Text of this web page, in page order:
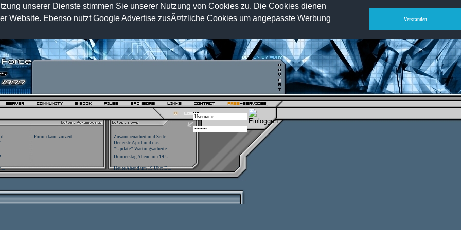
unserer Dienste stimmen Sie unserer Nutzung von Cookies zu. Die Cookies dienen
Website. Ebenso nutzt Google Advertise zusÃ¤tzliche Cookies um angepasste Werbung
Verstanden
IsF-Clan.com -HLTV.info
Forum kann zurzeit...
Zusammenarbeit und Seite...
Der erste April und das ...
*Update* Wartungsarbeite...
Donnerstag Abend um 19 U...
Heute Abend um 19 Uhr: D...